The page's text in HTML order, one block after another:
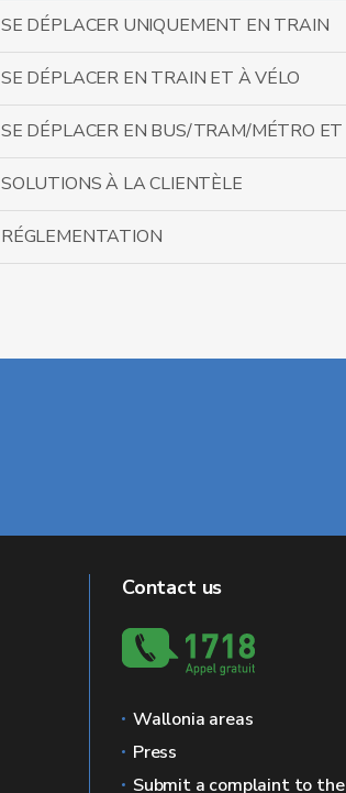
SE DÉPLACER UNIQUEMENT EN TRAIN
SE DÉPLACER EN TRAIN ET À VÉLO
SE DÉPLACER EN BUS/TRAM/MÉTRO
SOLUTIONS À LA CLIENTÈLE
RÉGLEMENTATION
Contact us
Wallonia areas
Press
Submit a complaint to